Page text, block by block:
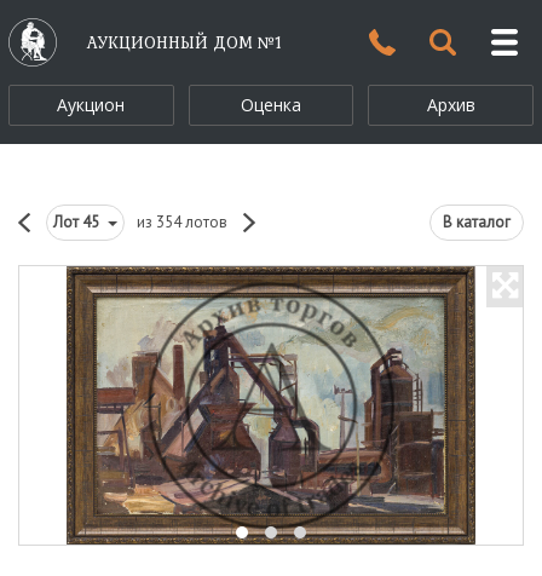
АУКЦИОННЫЙ ДОМ №1
Аукцион Оценка Архив
Лот45 из 354 лотов В каталог